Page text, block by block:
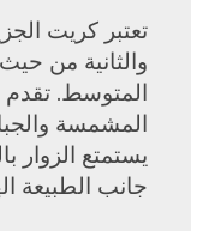
تعتبر كريت
والثانية من
المتوسط.
المشمسة
يستمتع الزوار
جانب الطبيعة